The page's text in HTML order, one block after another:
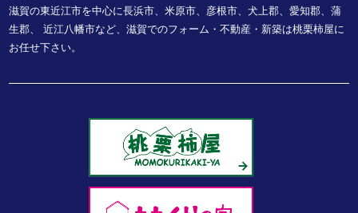
滋賀の東近江市を中心に長浜市、米原市、彦根市、犬上郡、愛知郡、蒲
生郡、
近江八幡市など、滋賀でのフォーム・不動産・新築は桃栗柿屋に
お任せ下さい。